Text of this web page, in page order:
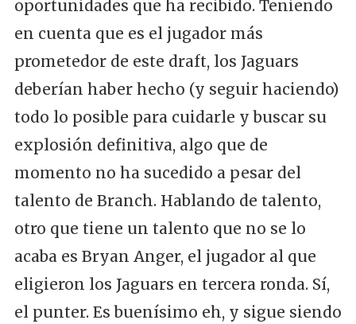
oportunidades que ha recibido. Teniendo
en cuenta que es el jugador más
prometedor de este draft, los Jaguars
deberían haber hecho (y seguir haciendo)
todo lo posible para cuidarle y buscar su
explosión definitiva, algo que de
momento no ha sucedido a pesar del
talento de Branch. Hablando de talento,
otro que tiene un talento que no se lo
acaba es Bryan Anger, el jugador al que
eligieron los Jaguars en tercera ronda. Sí,
el punter. Es buenísimo eh, y sigue siendo